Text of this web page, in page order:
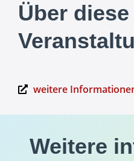
Über diese
weitere
Weitere